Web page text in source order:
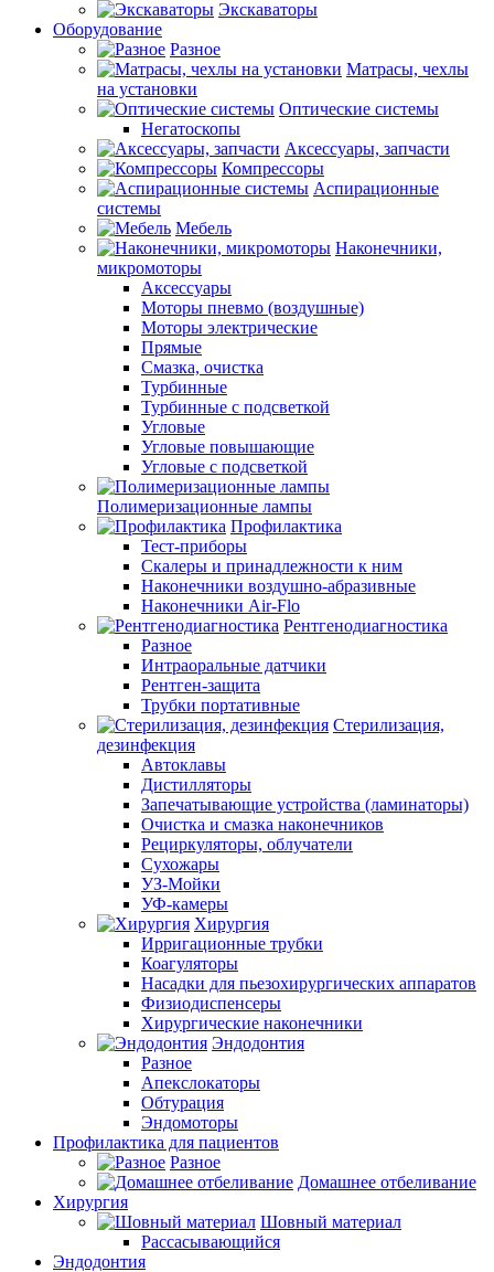
Экскаваторы
Оборудование
Разное
Матрасы, чехлы
на установки
Оптические системы
Негатоскопы
Аксессуары, запчасти
Компрессоры
Аспирационные
системы
Мебель
Наконечники,
микромоторы
Аксессуары
Моторы пневмо (воздушные)
Моторы электрические
Прямые
Смазка, очистка
Турбинные
Турбинные с подсветкой
Угловые
Угловые повышающие
Угловые с подсветкой
Полимеризационные лампы
Профилактика
Тест-приборы
Скалеры и принадлежности к ним
Наконечники воздушно-абразивные
Наконечники Air-Flo
Рентгенодиагностика
Разное
Интраоральные датчики
Рентген-защита
Трубки портативные
Стерилизация,
дезинфекция
Автоклавы
Дистилляторы
Запечатывающие устройства (ламинаторы)
Очистка и смазка наконечников
Рециркуляторы, облучатели
Сухожары
УЗ-Мойки
УФ-камеры
Хирургия
Ирригационные трубки
Коагуляторы
Насадки для пьезохирургических аппаратов
Физиодиспенсеры
Хирургические наконечники
Эндодонтия
Разное
Апекслокаторы
Обтурация
Эндомоторы
Профилактика для пациентов
Разное
Домашнее отбеливание
Хирургия
Шовный материал
Рассасывающийся
Эндодонтия